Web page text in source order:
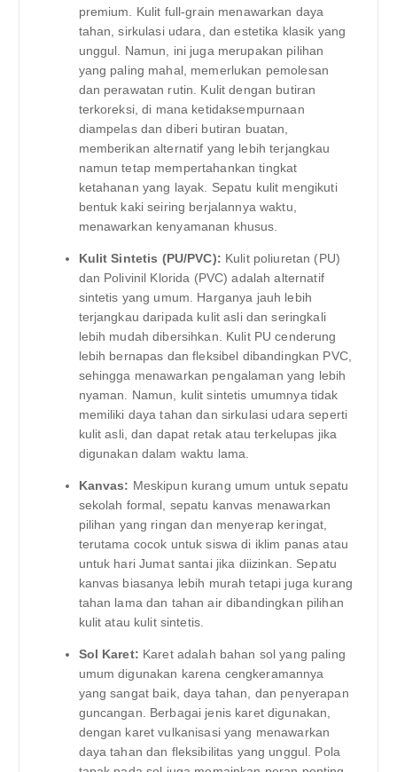
premium. Kulit full-grain menawarkan daya
tahan, sirkulasi udara, dan estetika klasik yang
unggul. Namun, ini juga merupakan pilihan
yang paling mahal, memerlukan pemolesan
dan perawatan rutin. Kulit dengan butiran
terkoreksi, di mana ketidaksempurnaan
diampelas dan diberi butiran buatan,
memberikan alternatif yang lebih terjangkau
namun tetap mempertahankan tingkat
ketahanan yang layak. Sepatu kulit mengikuti
bentuk kaki seiring berjalannya waktu,
menawarkan kenyamanan khusus.
Kulit Sintetis (PU/PVC): Kulit poliuretan (PU)
dan Polivinil Klorida (PVC) adalah alternatif
sintetis yang umum. Harganya jauh lebih
terjangkau daripada kulit asli dan seringkali
lebih mudah dibersihkan. Kulit PU cenderung
lebih bernapas dan fleksibel dibandingkan PVC,
sehingga menawarkan pengalaman yang lebih
nyaman. Namun, kulit sintetis umumnya tidak
memiliki daya tahan dan sirkulasi udara seperti
kulit asli, dan dapat retak atau terkelupas jika
digunakan dalam waktu lama.
Kanvas: Meskipun kurang umum untuk sepatu
sekolah formal, sepatu kanvas menawarkan
pilihan yang ringan dan menyerap keringat,
terutama cocok untuk siswa di iklim panas atau
untuk hari Jumat santai jika diizinkan. Sepatu
kanvas biasanya lebih murah tetapi juga kurang
tahan lama dan tahan air dibandingkan pilihan
kulit atau kulit sintetis.
Sol Karet: Karet adalah bahan sol yang paling
umum digunakan karena cengkeramannya
yang sangat baik, daya tahan, dan penyerapan
guncangan. Berbagai jenis karet digunakan,
dengan karet vulkanisasi yang menawarkan
daya tahan dan fleksibilitas yang unggul. Pola